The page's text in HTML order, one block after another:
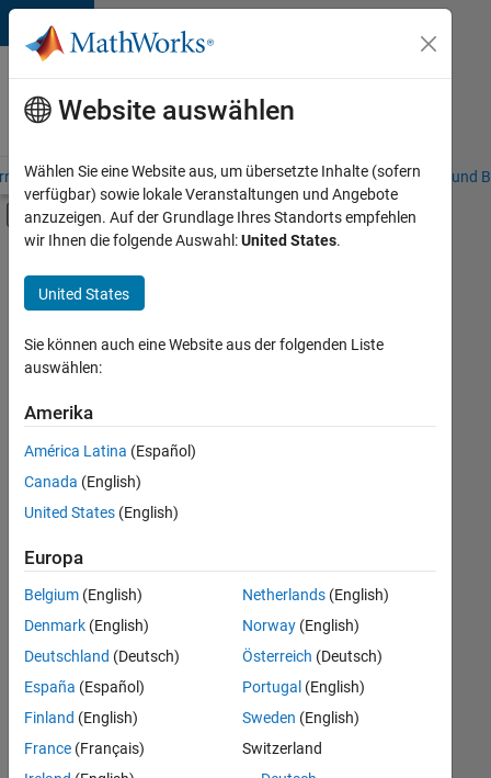
Weiter zum Inhalt
Karriere
bei
MathWorks
– Übersicht Stellensuche Niederlassungen Studierende und
Umschaltung für Off-Canvas-
Hauptinhalt
Information Technology
Sales Operations
Marketing Services
Finance and Operations
Human Resources
Büro- und Verwaltungsdienste
+5
Derzeit
es
keine
offenen
Stellen,
Ihren
Suchkriterien
entsprechen.
können
die
Suchkriterien
weiter
fassen
Website auswählen
Wählen Sie eine Website aus, um übersetzte Inhalte (sofern
verfügbar) sowie lokale Veranstaltungen und Angebote
anzuzeigen. Auf der Grundlage Ihres Standorts empfehlen
wir Ihnen die folgende Auswahl:United States.
United States
Sie können auch eine Website aus der folgenden Liste
auswählen:
Amerika
América Latina (Español)
Canada (English)
United States (English)
Europa
Belgium (English)
Denmark (English)
Deutschland (Deutsch)
España (Español)
Finland (English)
France (Français)
Netherlands(English)
Norway(English)
Österreich (Deutsch)
Portugal (English)
Sweden (English)
Switzerland